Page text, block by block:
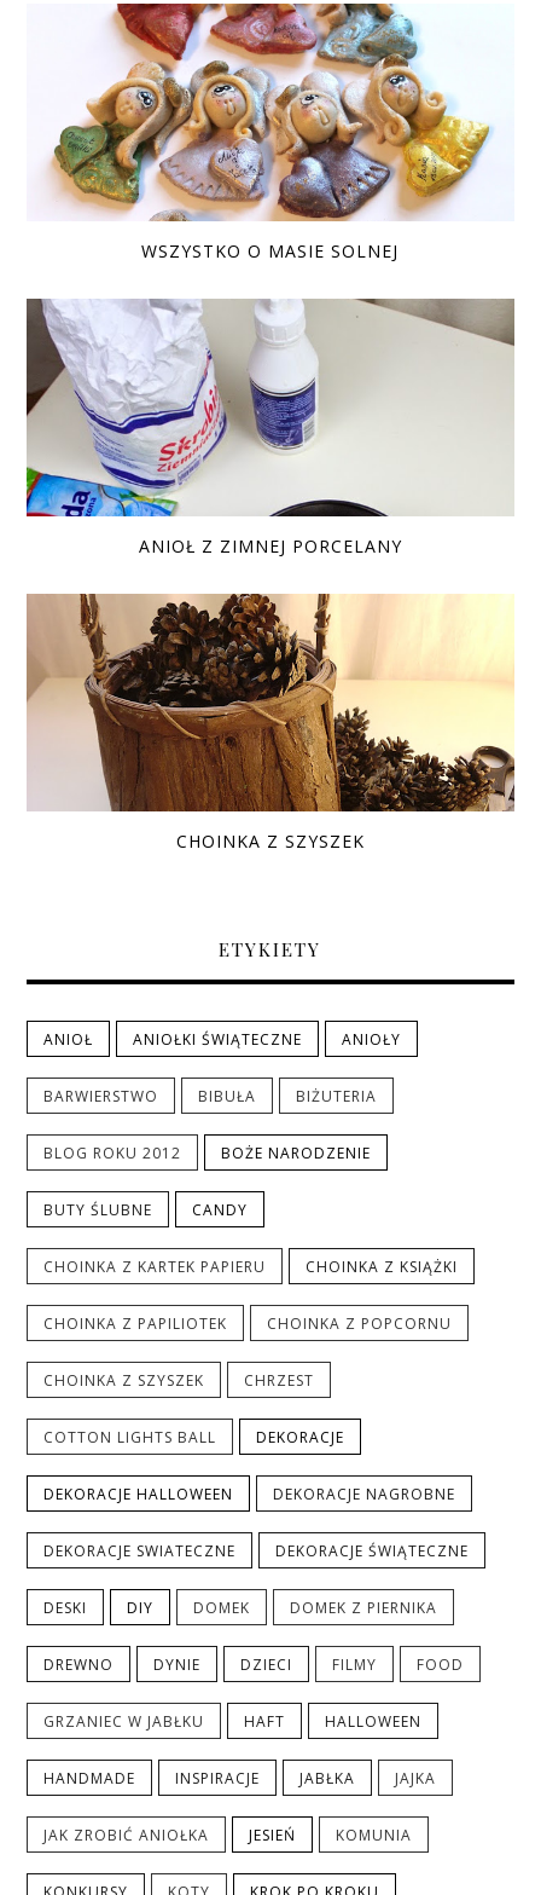
WSZYSTKO O MASIE SOLNEJ
ANIOŁ Z ZIMNEJ PORCELANY
CHOINKA Z SZYSZEK
ETYKIETY
ANIOŁ ANIOŁKI ŚWIĄTECZNE ANIOŁY
BARWIERSTWO BIBUŁA BIŻUTERIA
BLOG ROKU 2012 BOŻE NARODZENIE
BUTY ŚLUBNE CANDY
CHOINKA Z KARTEK PAPIERU CHOINKA Z KSIĄŻKI
CHOINKA Z PAPILIOTEK CHOINKA Z POPCORNU
CHOINKA Z SZYSZEK CHRZEST
COTTON LIGHTS BALL DEKORACJE
DEKORACJE HALLOWEEN DEKORACJE NAGROBNE
DEKORACJE SWIATECZNE DEKORACJE ŚWIĄTECZNE
DESKI DIY DOMEK DOMEK Z PIERNIKA
DREWNO DYNIE DZIECI FILMY FOOD
GRZANIEC W JABŁKU HAFT HALLOWEEN
HANDMADE INSPIRACJE JABŁKA JAJKA
JAK ZROBIĆ ANIOŁKA JESIEŃ KOMUNIA